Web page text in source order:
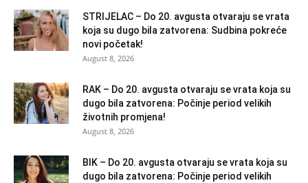
STRIJELAC – Do 20. avgusta otvaraju se vrata
koja su dugo bila zatvorena: Sudbina pokreće
novi početak!
August 8, 2026
RAK – Do 20. avgusta otvaraju se vrata koja su
dugo bila zatvorena: Počinje period velikih
životnih promjena!
August 8, 2026
BIK – Do 20. avgusta otvaraju se vrata koja su
dugo bila zatvorena: Počinje period velikih